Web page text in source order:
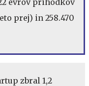
prej) in 258.470
zbral 1,2